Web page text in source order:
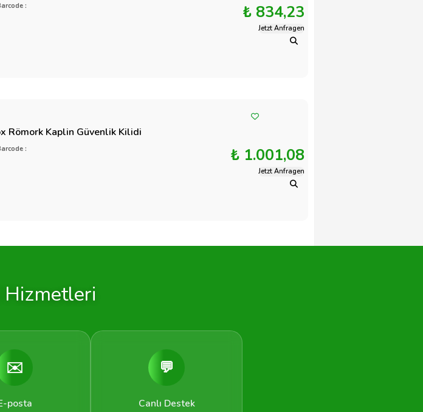
: ₺ 834,23
Jetzt Anfragen
Römork Kaplin Güvenlik Kilidi
: ₺ 1.001,08
Jetzt Anfragen
✉️
posta
💬
Canlı Destek